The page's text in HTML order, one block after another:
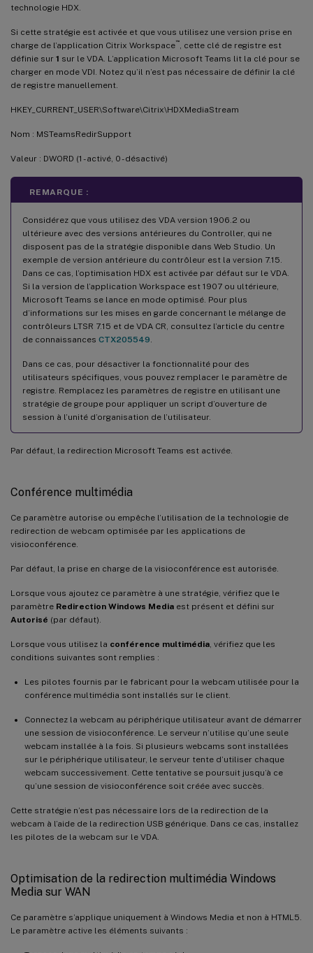
technologie HDX.
Si cette stratégie est activée et que vous utilisez une version prise en
charge de l’application Citrix Workspace™
, cette clé de registre est
définie sur 1 sur le VDA. L’application Microsoft Teams lit la clé pour se
charger en mode VDI. Notez qu’il n’est pas nécessaire de définir la clé
de registre manuellement.
HKEY_CURRENT_USER\Software\Citrix\HDXMediaStream
Nom : MSTeamsRedirSupport
Valeur : DWORD (1 - activé, 0 - désactivé)
REMARQUE :
Considérez que vous utilisez des VDA version 1906.2 ou
ultérieure avec des versions antérieures du Controller, qui ne
disposent pas de la stratégie disponible dans Web Studio. Un
exemple de version antérieure du contrôleur est la version 7.15.
Dans ce cas, l’optimisation HDX est activée par défaut sur le VDA.
Si la version de l’application Workspace est 1907 ou ultérieure,
Microsoft Teams se lance en mode optimisé. Pour plus
d’informations sur les mises en garde concernant le mélange de
contrôleurs LTSR 7.15 et de VDA CR, consultez l’article du centre
de connaissances CTX205549
Dans ce cas, pour désactiver la fonctionnalité pour des
utilisateurs spécifiques, vous pouvez remplacer le paramètre de
registre. Remplacez les paramètres de registre en utilisant une
stratégie de groupe pour appliquer un script d’ouverture de
session à l’unité d’organisation de l’utilisateur.
Par défaut, la redirection Microsoft Teams est activée.
Conférence multimédia
Ce paramètre autorise ou empêche l’utilisation de la technologie de
redirection de webcam optimisée par les applications de
visioconférence.
Par défaut, la prise en charge de la visioconférence est autorisée.
Lorsque vous ajoutez ce paramètre à une stratégie, vérifiez que le
paramètre Redirection Windows Media est présent et défini sur
Autorisé (par défaut).
Lorsque vous utilisez la conférence multimédia , vérifiez que les
conditions suivantes sont remplies :
Les pilotes fournis par le fabricant pour la webcam utilisée pour la
conférence multimédia sont installés sur le client.
Connectez la webcam au périphérique utilisateur avant de démarrer
une session de visioconférence. Le serveur n’utilise qu’une seule
webcam installée à la fois. Si plusieurs webcams sont installées
sur le périphérique utilisateur, le serveur tente d’utiliser chaque
webcam successivement. Cette tentative se poursuit jusqu’à ce
qu’une session de visioconférence soit créée avec succès.
Cette stratégie n’est pas nécessaire lors de la redirection de la
webcam à l’aide de la redirection USB générique. Dans ce cas, installez
les pilotes de la webcam sur le VDA.
Optimisation de la redirection multimédia Windows
Media sur WAN
Ce paramètre s’applique uniquement à Windows Media et non à HTML5.
Le paramètre active les éléments suivants :